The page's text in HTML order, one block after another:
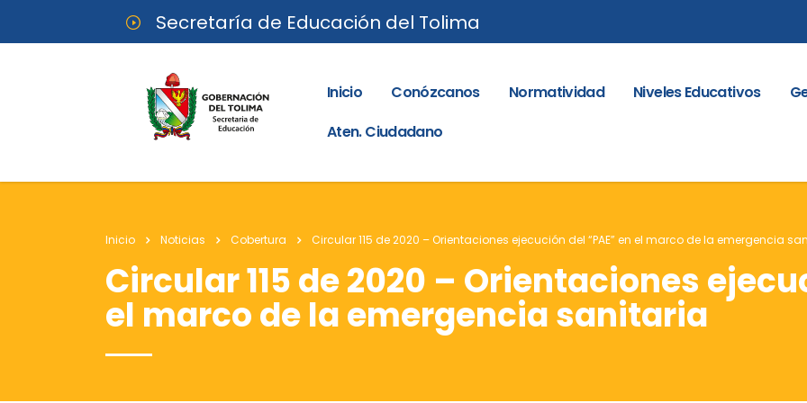
Secretaría de Educación del Tolima
Inicio Conózcanos Normatividad Niveles Educativos
Aten. Ciudadano
Inicio Noticias Cobertura Circular 115 de 2020 – Orientaciones ejecución del “PAE” en el marco de la emergencia
Circular 115 de 2020 – Orientaciones
el marco de la emergencia sanitaria